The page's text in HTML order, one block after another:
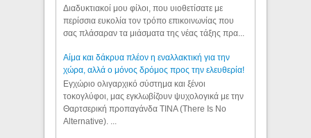
Διαδυκτιακοί μου φίλοι, που υιοθετίσατε με
περίσσια ευκολία τον τρόπο επικοινωνίας που
σας πλάσαραν τα μιάσματα της νέας τάξης πρα...
Αίμα και δάκρυα πλέον η εναλλακτική για την
χώρα, αλλά ο μόνος δρόμος προς την ελευθερία!
Εγχώριο ολιγαρχικό σύστημα και ξένοι
τοκογλύφοι, μας εγκλωβίζουν ψυχολογικά με την
Θαρτσερική προπαγάνδα TINA (There Is No
Alternative). ...